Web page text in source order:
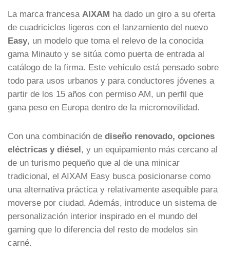
La marca francesa AIXAM ha dado un giro a su oferta
de cuadriciclos ligeros con el lanzamiento del nuevo
Easy, un modelo que toma el relevo de la conocida
gama Minauto y se sitúa como puerta de entrada al
catálogo de la firma. Este vehículo está pensado sobre
todo para usos urbanos y para conductores jóvenes a
partir de los 15 años con permiso AM, un perfil que
gana peso en Europa dentro de la micromovilidad.
Con una combinación de diseño renovado, opciones
eléctricas y diésel, y un equipamiento más cercano al
de un turismo pequeño que al de una minicar
tradicional, el AIXAM Easy busca posicionarse como
una alternativa práctica y relativamente asequible para
moverse por ciudad. Además, introduce un sistema de
personalización interior inspirado en el mundo del
gaming que lo diferencia del resto de modelos sin
carné.